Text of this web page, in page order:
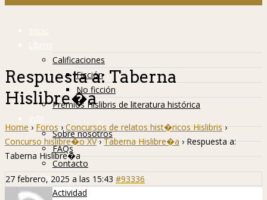
Inicio
Libros
Calificaciones
Ficción
No ficción
Premios Hislibris de literatura histórica
Info
Sobre nosotros
FAQs
Contacto
Hislibreños
Actividad
Respuesta a: Taberna
Hislibre�a
Home › Foros › Concursos de relatos hist�ricos Hislibris ›
Concurso hislibre�o XV › Taberna Hislibre�a › Respuesta a:
Taberna Hislibre�a
27 febrero, 2025 a las 15:43 #93336